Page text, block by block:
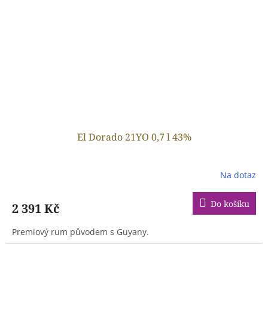
El Dorado 21YO 0,7 l 43%
Na dotaz
2 391 Kč Do košíku
Premiový rum původem s Guyany.